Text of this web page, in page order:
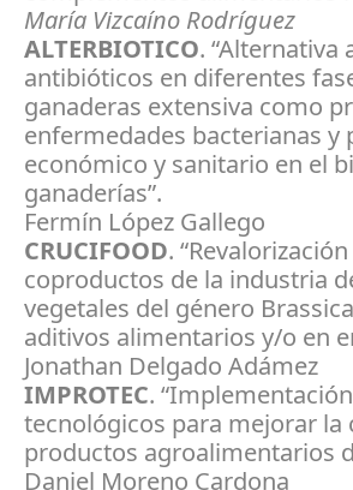
María Vizcaíno Rodríguez
ALTERBIOTICO. “Alternativa
antibióticos en diferentes
ganaderas extensiva como
enfermedades bacterianas y
económico y sanitario en el
ganaderías”.
Fermín López Gallego
CRUCIFOOD.
coproductos de la industria
vegetales del género
aditivos alimentarios y/o en
Jonathan Delgado Adámez
IMPROTEC.
tecnológicos para mejorar
productos agroalimentarios
Daniel Moreno Cardona